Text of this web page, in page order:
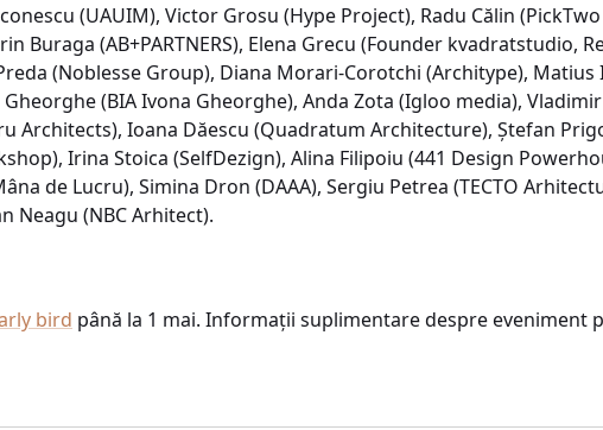
(UAUIM), Victor Grosu (Hype Project), Radu Călin
Buraga (AB+PARTNERS), Elena Grecu (Founder kvadratstudio,
(Noblesse Group), Diana Morari-Corotchi (Architype),
(BIA Ivona Gheorghe), Anda Zota (Igloo media),
Architects), Ioana Dăescu (Quadratum Architecture), Ștefan
Irina Stoica (SelfDezign), Alina Filipoiu (441 Design
de Lucru), Simina Dron (DAAA), Sergiu Petrea (TECTO
Neagu (NBC Arhitect).
bird până la 1 mai. Informații suplimentare despre eveniment